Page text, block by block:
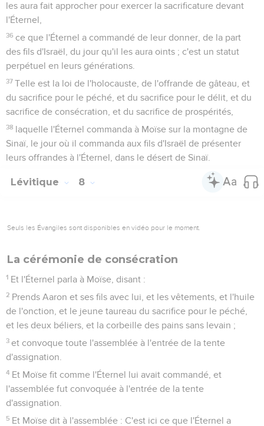
les aura fait approcher pour exercer la sacrificature devant
l'Éternel,
36 ce que l'Éternel a commandé de leur donner, de la part
des fils d'Israël, du jour qu'il les aura oints ; c'est un statut
perpétuel en leurs générations.
37 Telle est la loi de l'holocauste, de l'offrande de gâteau, et
du sacrifice pour le péché, et du sacrifice pour le délit, et du
sacrifice de consécration, et du sacrifice de prospérités,
38 laquelle l'Éternel commanda à Moïse sur la montagne de
Sinaï, le jour où il commanda aux fils d'Israël de présenter
leurs offrandes à l'Éternel, dans le désert de Sinaï.
Lévitique 8
Seuls les Évangiles sont disponibles en vidéo pour le moment.
La cérémonie de consécration
1 Et l'Éternel parla à Moïse, disant :
2 Prends Aaron et ses fils avec lui, et les vêtements, et l'huile
de l'onction, et le jeune taureau du sacrifice pour le péché,
et les deux béliers, et la corbeille des pains sans levain ;
3 et convoque toute l'assemblée à l'entrée de la tente
d'assignation.
4 Et Moïse fit comme l'Éternel lui avait commandé, et
l'assemblée fut convoquée à l'entrée de la tente
d'assignation.
5 Et Moïse dit à l'assemblée : C'est ici ce que l'Éternel a